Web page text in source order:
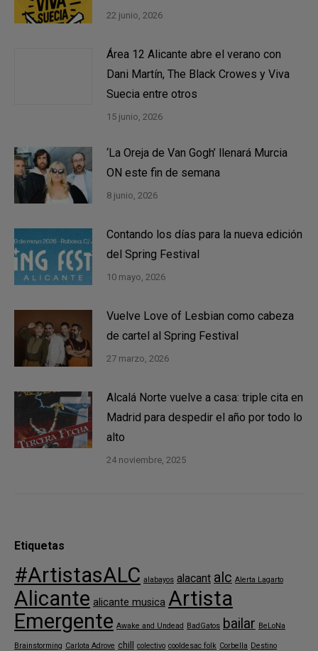
22 junio, 2026
Área 12 Alicante abre el verano con
Dani Martín, The Black Crowes y Viva
Suecia entre otros
15 junio, 2026
‘La Oreja de Van Gogh’ llenará Murcia
ON este fin de semana
8 junio, 2026
Contando los días para la nueva edición
del Spring Festival
10 mayo, 2026
Vuelve Love of Lesbian como cabeza
de cartel al Spring Festival
27 marzo, 2026
Alcalá Norte vuelve a casa: triple cita en
Madrid para despedir el año por todo lo
alto
24 noviembre, 2025
Etiquetas
#ArtistasALC alabayos alacant alc Alerta Lagarto
Alicante alicante musica Artista
Emergente Awake and Undead BadGatos bailar BeLoNa
Brainstorming Carlota Adrove chill colectivo cooldesac folk Corbella Destino